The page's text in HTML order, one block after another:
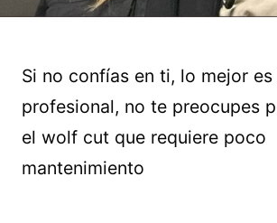
Si no confías en ti, lo mejor
profesional, no te preocupes
el wolf cut que requiere poco
mantenimiento